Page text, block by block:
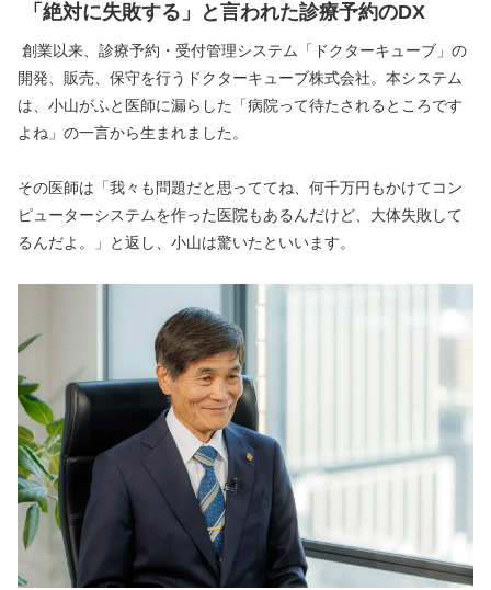
「絶対に失敗する」と言われた診療予約のDX
創業以来、診療予約・受付管理システム「ドクターキューブ」の
開発、販売、保守を行うドクターキューブ株式会社。本システム
は、小山がふと医師に漏らした「病院って待たされるところです
よね」の一言から生まれました。
その医師は「我々も問題だと思っててね、何千万円もかけてコン
ピューターシステムを作った医院もあるんだけど、大体失敗して
るんだよ。」と返し、小山は驚いたといいます。